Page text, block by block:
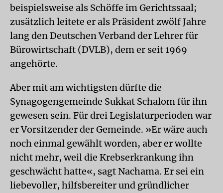
beispielsweise als Schöffe im Gerichtssaal;
zusätzlich leitete er als Präsident zwölf Jahre
lang den Deutschen Verband der Lehrer für
Bürowirtschaft (DVLB), dem er seit 1969
angehörte.
Aber mit am wichtigsten dürfte die
Synagogengemeinde Sukkat Schalom für ihn
gewesen sein. Für drei Legislaturperioden war
er Vorsitzender der Gemeinde. »Er wäre auch
noch einmal gewählt worden, aber er wollte
nicht mehr, weil die Krebserkrankung ihn
geschwächt hatte«, sagt Nachama. Er sei ein
liebevoller, hilfsbereiter und gründlicher